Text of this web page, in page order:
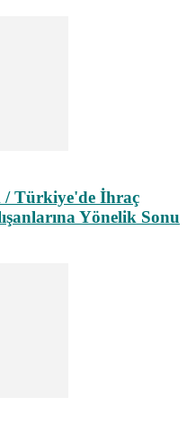
/ Türkiye'de İhraç
Yönelik Sonu